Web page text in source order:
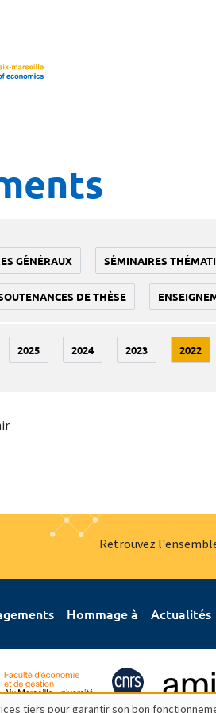
GÉNÉRAUX SÉMINAIRES
DE THÈSE
2025 2024 2023 2022
Retrouvez
Hommage à Actualités
tiers pour garantir son bon